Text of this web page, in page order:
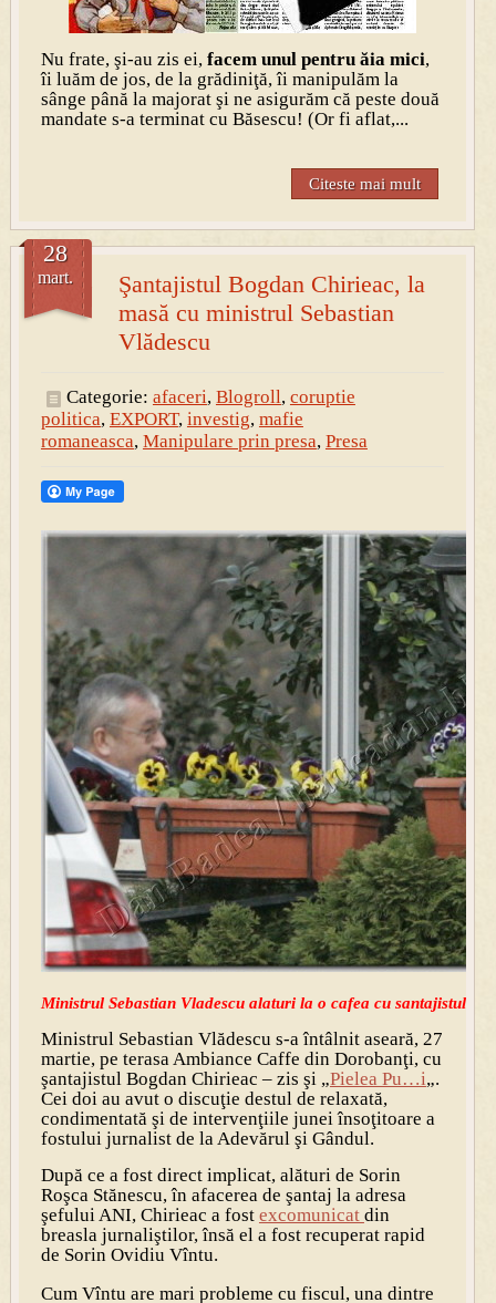
Nu frate, şi-au zis ei, facem unul pentru ăia mici,
îi luăm de jos, de la grădiniţă, îi manipulăm la
sânge până la majorat şi ne asigurăm că peste două
mandate s-a terminat cu Băsescu! (Or fi aflat,...
Citeste mai mult
Şantajistul Bogdan Chirieac, la
masă cu ministrul Sebastian
Vlădescu
28
mart.
Categorie: afaceri, Blogroll, coruptie
politica, EXPORT, investig, mafie
romaneasca, Manipulare prin presa, Presa
Ministrul Sebastian Vladescu alaturi la o cafea cu santajistul
Ministrul Sebastian Vlădescu s-a întâlnit aseară, 27
martie, pe terasa Ambiance Caffe din Dorobanţi, cu
şantajistul Bogdan Chirieac – zis şi „Pielea Pu…i„.
Cei doi au avut o discuţie destul de relaxată,
condimentată şi de intervenţiile junei însoţitoare a
fostului jurnalist de la Adevărul şi Gândul.
După ce a fost direct implicat, alături de Sorin
Roşca Stănescu, în afacerea de şantaj la adresa
şefului ANI, Chirieac a fost excomunicat din
breasla jurnaliştilor, însă el a fost recuperat rapid
de Sorin Ovidiu Vîntu.
Cum Vîntu are mari probleme cu fiscul, una dintre